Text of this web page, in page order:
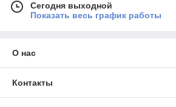
Сегодня выходной
Показать весь график работы
О нас
Контакты